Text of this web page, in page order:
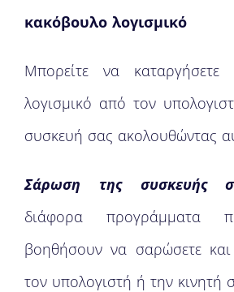
κακόβουλο λογισμικό
Μπορείτε να καταργήσετε
λογισμικό από τον
συσκευή σας ακολουθώντας
Σάρωση της συσκευής
διάφορα
βοηθήσουν να σαρώσετε και
τον υπολογιστή ή την κινητή